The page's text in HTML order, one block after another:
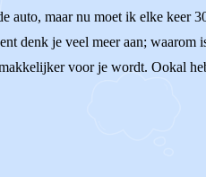
auto, maar nu moet ik elke keer
denk je veel meer aan; waarom
voor je wordt. Ookal